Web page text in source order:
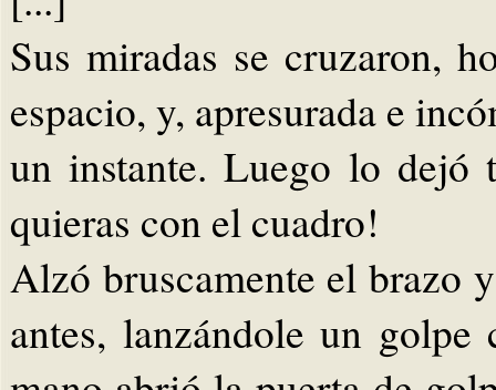
Sus miradas se cruzaron,
espacio, y, apresurada e
un instante. Luego lo dejó
quieras con el cuadro!
Alzó bruscamente el brazo
antes, lanzándole un